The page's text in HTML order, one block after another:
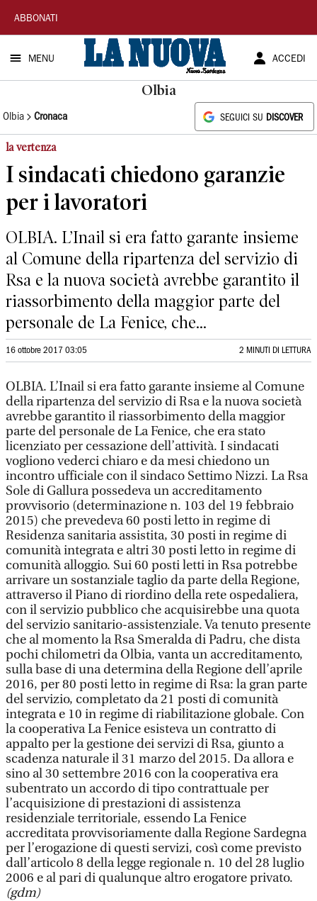
La
Nuova
Sardegna
ABBONATI
MENU ACCEDI
Olbia
Olbia Cronaca SEGUICI SU DISCOVER
la vertenza
I sindacati chiedono garanzie
per i lavoratori
OLBIA. L’Inail si era fatto garante insieme
al Comune della ripartenza del servizio di
Rsa e la nuova società avrebbe garantito il
riassorbimento della maggior parte del
personale de La Fenice, che...
16 ottobre 2017 03:05 2 MINUTI DI LETTURA
OLBIA. L’Inail si era fatto garante insieme al Comune
della ripartenza del servizio di Rsa e la nuova società
avrebbe garantito il riassorbimento della maggior
parte del personale de La Fenice, che era stato
licenziato per cessazione dell’attività. I sindacati
vogliono vederci chiaro e da mesi chiedono un
incontro ufficiale con il sindaco Settimo Nizzi. La Rsa
Sole di Gallura possedeva un accreditamento
provvisorio (determinazione n. 103 del 19 febbraio
2015) che prevedeva 60 posti letto in regime di
Residenza sanitaria assistita, 30 posti in regime di
comunità integrata e altri 30 posti letto in regime di
comunità alloggio. Sui 60 posti letti in Rsa potrebbe
arrivare un sostanziale taglio da parte della Regione,
attraverso il Piano di riordino della rete ospedaliera,
con il servizio pubblico che acquisirebbe una quota
del servizio sanitario-assistenziale. Va tenuto presente
che al momento la Rsa Smeralda di Padru, che dista
pochi chilometri da Olbia, vanta un accreditamento,
sulla base di una determina della Regione dell’aprile
2016, per 80 posti letto in regime di Rsa: la gran parte
del servizio, completato da 21 posti di comunità
integrata e 10 in regime di riabilitazione globale. Con
la cooperativa La Fenice esisteva un contratto di
appalto per la gestione dei servizi di Rsa, giunto a
scadenza naturale il 31 marzo del 2015. Da allora e
sino al 30 settembre 2016 con la cooperativa era
subentrato un accordo di tipo contrattuale per
l’acquisizione di prestazioni di assistenza
residenziale territoriale, essendo La Fenice
accreditata provvisoriamente dalla Regione Sardegna
per l’erogazione di questi servizi, così come previsto
dall’articolo 8 della legge regionale n. 10 del 28 luglio
2006 e al pari di qualunque altro erogatore privato.
(gdm)